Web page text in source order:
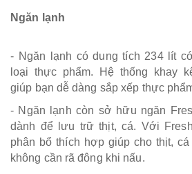
Ngăn lạnh
- Ngăn lạnh có dung tích 234 lít
loại thực phẩm. Hệ thống khay
giúp bạn dễ dàng sắp xếp thực
- Ngăn lạnh còn sở hữu ngăn
dành để lưu trữ thịt, cá. Với
phân bổ thích hợp giúp cho thịt,
không cần rã đông khi nấu.